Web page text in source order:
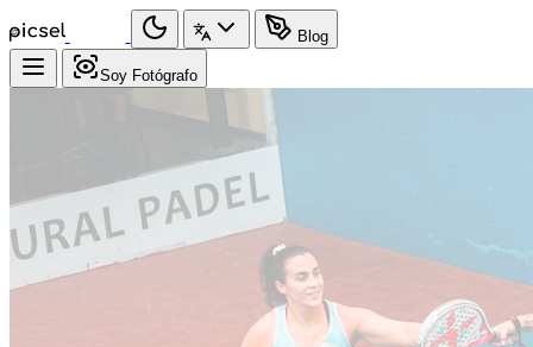
Blog
Soy Fotógrafo